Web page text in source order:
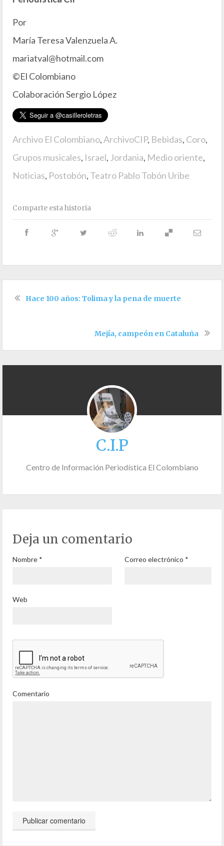
Por
María Teresa Valenzuela A.
mariatval@hotmail.com
©El Colombiano
Colaboración Sergio López
Archivo El Colombiano,ArchivoCIP, Bebidas, Coro,
Grupos musicales, Israel, Jordania, Medio oriente,
Noticias, Postobón, Teatro Pablo Tobón Uribe
Comparte esta historia
Hace 100 años: Tolima y la pena de muerte
Mejía, campeón en Cataluña
C.I.P
Centro de Información Periodística El Colombiano
Deja un comentario
Nombre * Correo electrónico *
Web
Comentario